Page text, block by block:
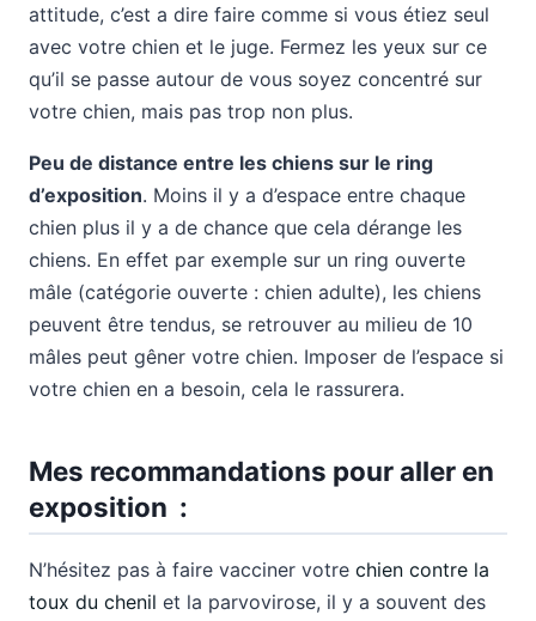
attitude, c’est a dire faire comme si vous étiez seul
avec votre chien et le juge. Fermez les yeux sur ce
qu’il se passe autour de vous soyez concentré sur
votre chien, mais pas trop non plus.
Peu de distance entre les chiens sur le ring
d’exposition. Moins il y a d’espace entre chaque
chien plus il y a de chance que cela dérange les
chiens. En effet par exemple sur un ring ouverte
mâle (catégorie ouverte : chien adulte), les chiens
peuvent être tendus, se retrouver au milieu de 10
mâles peut gêner votre chien. Imposer de l’espace si
votre chien en a besoin, cela le rassurera.
Mes recommandations pour aller en
exposition :
N’hésitez pas à faire vacciner votre chien contre la
toux du chenil et la parvovirose, il y a souvent des